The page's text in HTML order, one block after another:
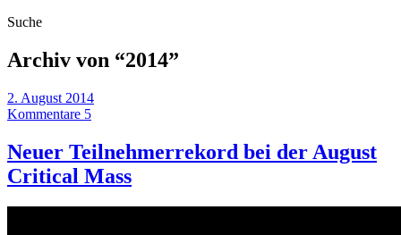
Suche
Archiv von “2014”
2. August 2014
Kommentare 5
Neuer Teilnehmerrekord bei der August
Critical Mass